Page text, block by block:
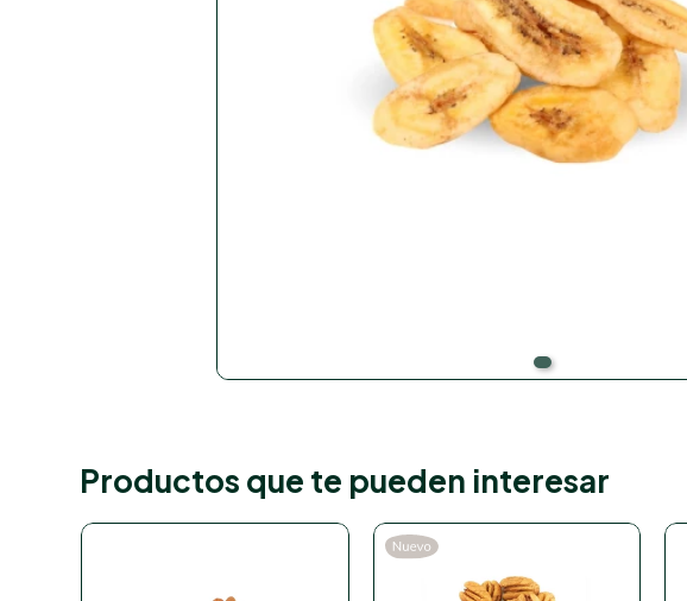
Productos que te pueden interesar